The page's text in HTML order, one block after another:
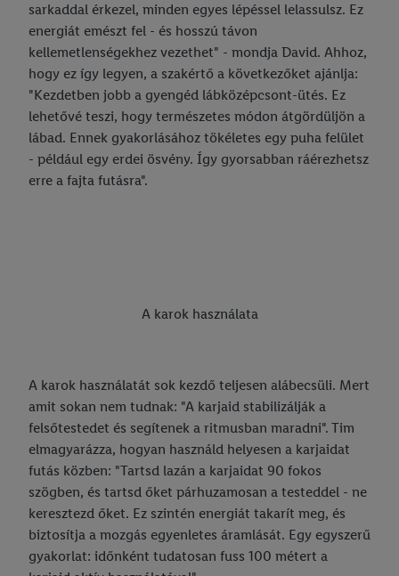
sarkaddal érkezel, minden egyes lépéssel lelassulsz. Ez
energiát emészt fel - és hosszú távon
kellemetlenségekhez vezethet" - mondja David. Ahhoz,
hogy ez így legyen, a szakértő a következőket ajánlja:
"Kezdetben jobb a gyengéd lábközépcsont-ütés. Ez
lehetővé teszi, hogy természetes módon átgördüljön a
lábad. Ennek gyakorlásához tökéletes egy puha felület
- például egy erdei ösvény. Így gyorsabban ráérezhetsz
erre a fajta futásra".
A karok használata
A karok használatát sok kezdő teljesen alábecsüli. Mert
amit sokan nem tudnak: "A karjaid stabilizálják a
felsőtestedet és segítenek a ritmusban maradni". Tim
elmagyarázza, hogyan használd helyesen a karjaidat
futás közben: "Tartsd lazán a karjaidat 90 fokos
szögben, és tartsd őket párhuzamosan a testeddel - ne
keresztezd őket. Ez szintén energiát takarít meg, és
biztosítja a mozgás egyenletes áramlását. Egy egyszerű
gyakorlat: időnként tudatosan fuss 100 métert a